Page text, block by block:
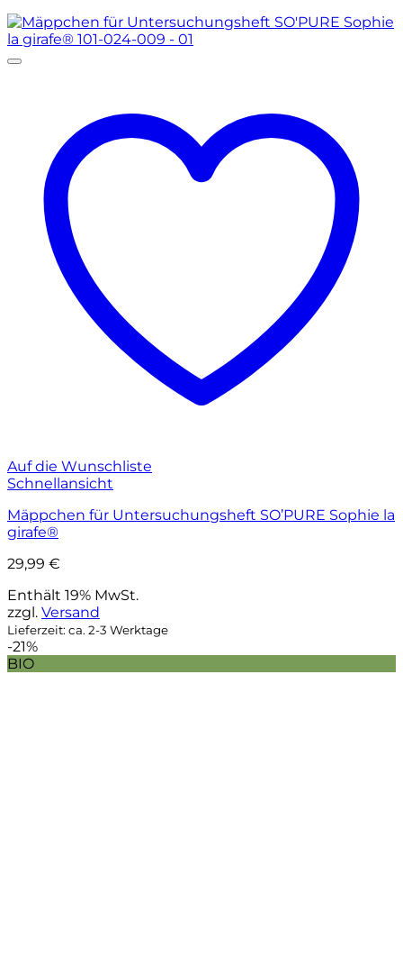
Auf die Wunschliste
Schnellansicht
Mäppchen für Untersuchungsheft SO’PURE Sophie la
girafe®
29,99 €
Enthält 19% MwSt.
zzgl. Versand
Lieferzeit: ca. 2-3 Werktage
-21%
BIO